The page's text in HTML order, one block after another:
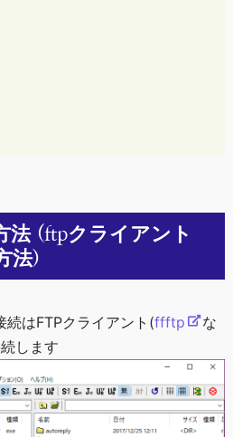
法 (ftpクライアント
法)
続はFTPクライアント(ffftp
な
します